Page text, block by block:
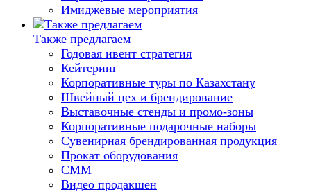
Имиджевые мероприятия
Также предлагаем
Годовая ивент стратегия
Кейтеринг
Корпоративные туры по Казахстану
Швейный цех и брендирование
Выставочные стенды и промо-зоны
Корпоративные подарочные наборы
Сувенирная брендированная продукция
Прокат оборудования
СММ
Видео продакшен